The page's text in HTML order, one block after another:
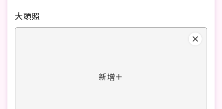
大頭照
新增＋